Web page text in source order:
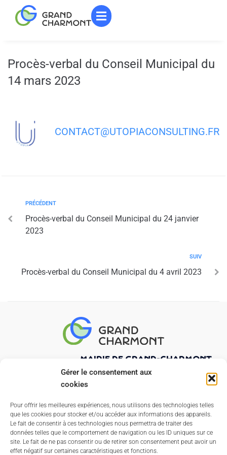
Gérer le consentement aux
cookies
Pour offrir les meilleures expériences, nous utilisons des technologies telles
que les cookies pour stocker et/ou accéder aux informations des appareils.
Le fait de consentir à ces technologies nous permettra de traiter des
données telles que le comportement de navigation ou les ID uniques sur ce
site. Le fait de ne pas consentir ou de retirer son consentement peut avoir un
effet négatif sur certaines caractéristiques et fonctions.
principal
Procès-verbal du Conseil Municipal du
14 mars 2023
CONTACT@UTOPIACONSULTING.FR
PRÉCÉDENT
Procès-verbal du Conseil Municipal du 24 janvier
2023
SUIV
Procès-verbal du Conseil Municipal du 4 avril 2023
Mairie de Grand-Charmont
21 rue Pierre Curie
25200 GRAND-CHARMONT
03 81 32 02 47
Nous contacter
Horaires d'ouverture
Du lundi au vendredi